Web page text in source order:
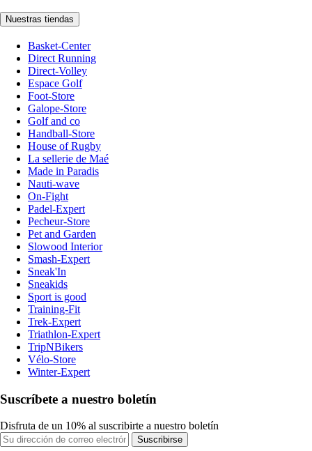
Nuestras tiendas
Basket-Center
Direct Running
Direct-Volley
Espace Golf
Foot-Store
Galope-Store
Golf and co
Handball-Store
House of Rugby
La sellerie de Maé
Made in Paradis
Nauti-wave
On-Fight
Padel-Expert
Pecheur-Store
Pet and Garden
Slowood Interior
Smash-Expert
Sneak'In
Sneakids
Sport is good
Training-Fit
Trek-Expert
Triathlon-Expert
TripNBikers
Vélo-Store
Winter-Expert
Suscríbete a nuestro boletín
Disfruta de un 10% al suscribirte a nuestro boletín
Suscribirse